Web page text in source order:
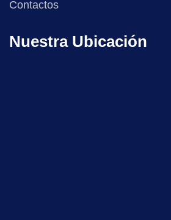
Contactos
Nuestra Ubicación